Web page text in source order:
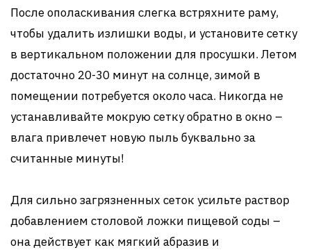
После ополаскивания слегка встряхните раму,
чтобы удалить излишки воды, и установите сетку
в вертикальном положении для просушки. Летом
достаточно 20-30 минут на солнце, зимой в
помещении потребуется около часа. Никогда не
устанавливайте мокрую сетку обратно в окно –
влага привлечет новую пыль буквально за
считанные минуты!
Для сильно загрязненных сеток усильте раствор
добавлением столовой ложки пищевой соды –
она действует как мягкий абразив и